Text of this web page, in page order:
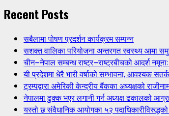
Recent Posts
सबैलामा पोषण प्रदर्शन कार्यक्रम सम्पन्न
सशक्त वालिका परियोजना अन्तरगत स्वस्थ्य आमा
चीन–नेपाल सम्बन्ध राष्ट्र–राष्ट्रबीचको आदर्श
यी प्रदेशमा धेरै भारी वर्षाको सम्भावना, आवश्यक
ट्रम्पद्वारा अमेरिकी केन्द्रीय बैंकका अध्यक्षको
नेपालमा ढुक्क भएर लगानी गर्न अध्यक्ष ढकालको
यस्तो छ संवैधानिक आयोगका ५२ पदाधिकारीविरुद्धको